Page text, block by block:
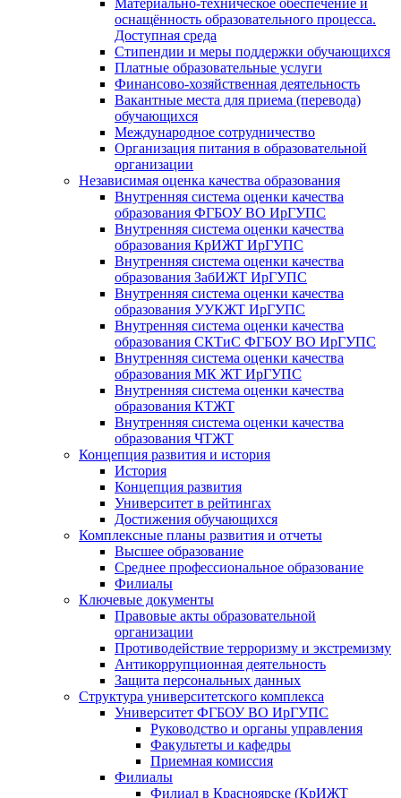
Материально-техническое обеспечение и
оснащённость образовательного процесса.
Доступная среда
Стипендии и меры поддержки обучающихся
Платные образовательные услуги
Финансово-хозяйственная деятельность
Вакантные места для приема (перевода)
обучающихся
Международное сотрудничество
Организация питания в образовательной
организации
Независимая оценка качества образования
Внутренняя система оценки качества
образования ФГБОУ ВО ИрГУПС
Внутренняя система оценки качества
образования КрИЖТ ИрГУПС
Внутренняя система оценки качества
образования ЗабИЖТ ИрГУПС
Внутренняя система оценки качества
образования УУКЖТ ИрГУПС
Внутренняя система оценки качества
образования СКТиС ФГБОУ ВО ИрГУПС
Внутренняя система оценки качества
образования МК ЖТ ИрГУПС
Внутренняя система оценки качества
образования КТЖТ
Внутренняя система оценки качества
образования ЧТЖТ
Концепция развития и история
История
Концепция развития
Университет в рейтингах
Достижения обучающихся
Комплексные планы развития и отчеты
Высшее образование
Среднее профессиональное образование
Филиалы
Ключевые документы
Правовые акты образовательной
организации
Противодействие терроризму и экстремизму
Антикоррупционная деятельность
Защита персональных данных
Структура университетского комплекса
Университет ФГБОУ ВО ИрГУПС
Руководство и органы управления
Факультеты и кафедры
Приемная комиссия
Филиалы
Филиал в Красноярске (КрИЖТ